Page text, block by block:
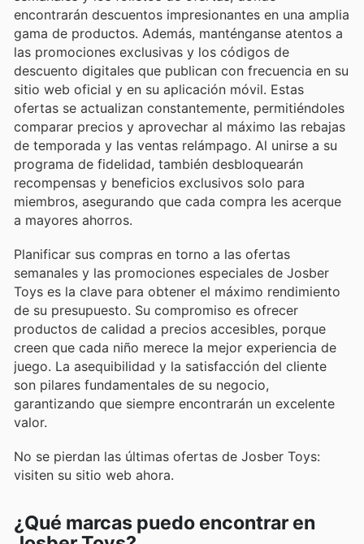
encontrarán descuentos impresionantes en una amplia
gama de productos. Además, manténganse atentos a
las promociones exclusivas y los códigos de
descuento digitales que publican con frecuencia en su
sitio web oficial y en su aplicación móvil. Estas
ofertas se actualizan constantemente, permitiéndoles
comparar precios y aprovechar al máximo las rebajas
de temporada y las ventas relámpago. Al unirse a su
programa de fidelidad, también desbloquearán
recompensas y beneficios exclusivos solo para
miembros, asegurando que cada compra les acerque
a mayores ahorros.
Planificar sus compras en torno a las ofertas
semanales y las promociones especiales de Josber
Toys es la clave para obtener el máximo rendimiento
de su presupuesto. Su compromiso es ofrecer
productos de calidad a precios accesibles, porque
creen que cada niño merece la mejor experiencia de
juego. La asequibilidad y la satisfacción del cliente
son pilares fundamentales de su negocio,
garantizando que siempre encontrarán un excelente
valor.
No se pierdan las últimas ofertas de Josber Toys:
visiten su sitio web ahora.
¿Qué marcas puedo encontrar en